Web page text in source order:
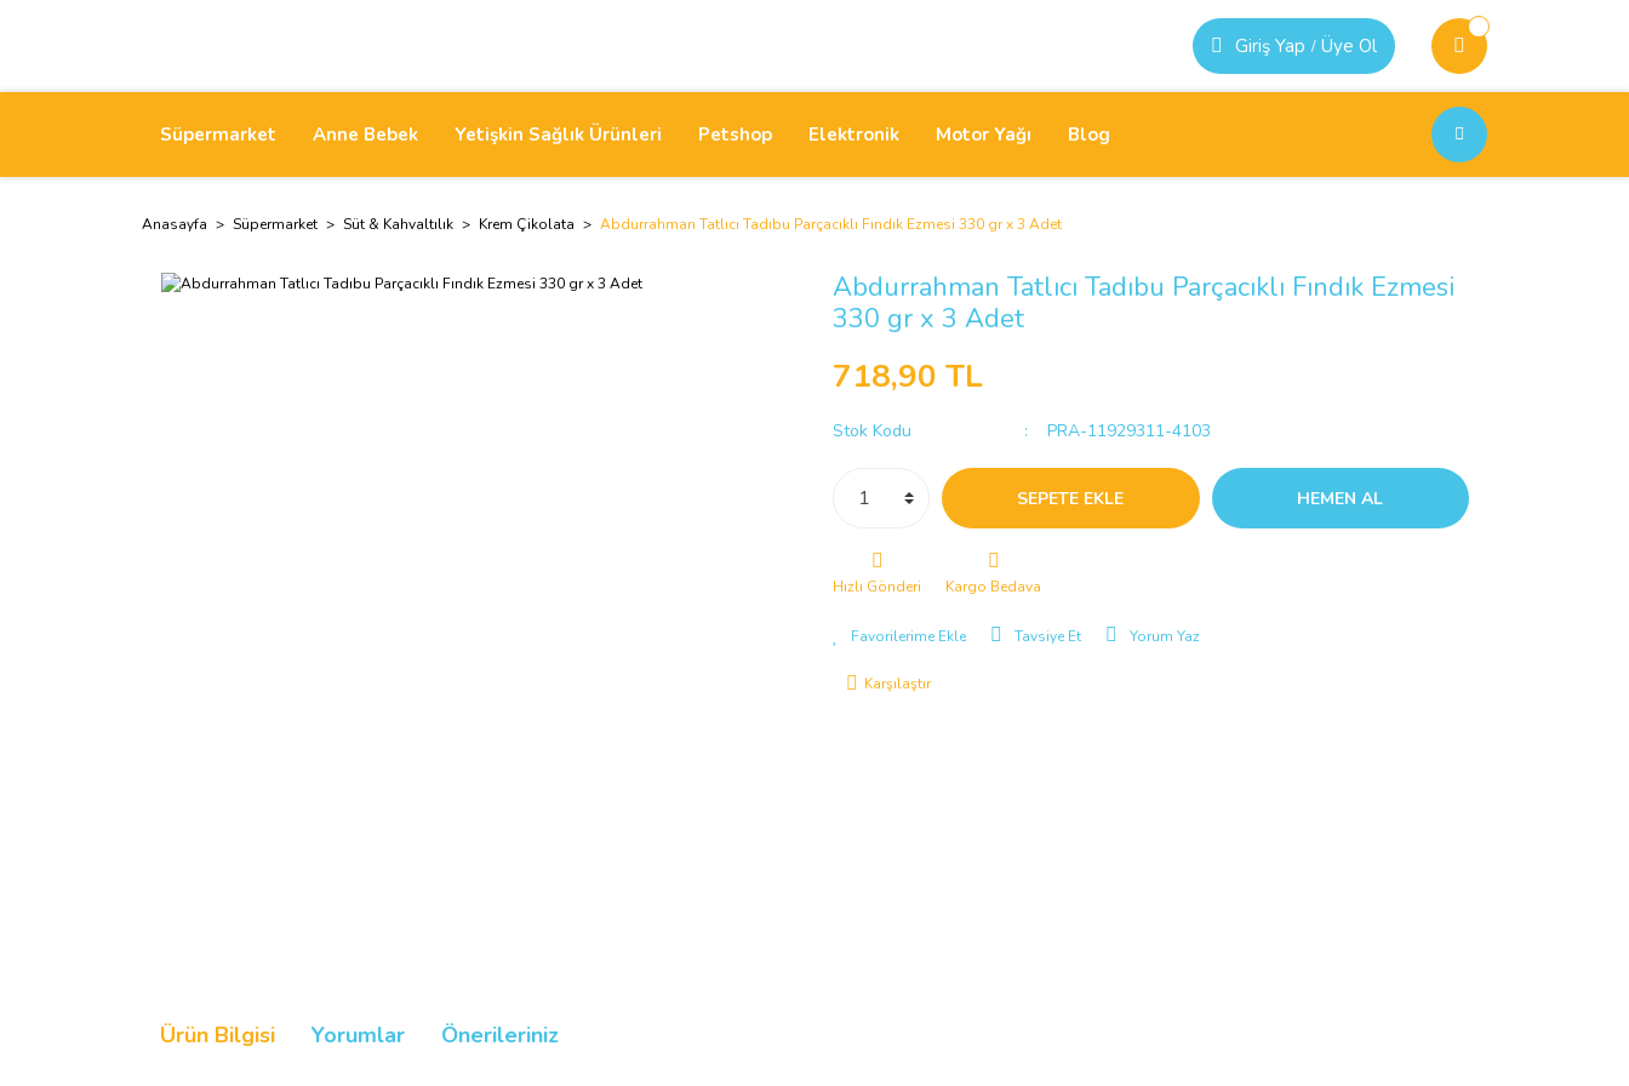
Giriş Yap / Üye Ol
Süpermarket Anne Bebek Yetişkin Sağlık Ürünleri Petshop Elektronik Motor Yağı Blog
Anasayfa Süpermarket Süt & Kahvaltılık Krem Çikolata Abdurrahman Tatlıcı Tadıbu Parçacıklı Fındık Ezmesi 330 gr x 3 Adet
Abdurrahman Tatlıcı Tadıbu Parçacıklı Fındık Ezmesi
330 gr x 3 Adet
718,90 TL
Stok Kodu PRA-11929311-4103
SEPETE EKLE HEMEN AL
Hızlı Gönderi Kargo Bedava
Tavsiye Et Yorum Yaz
Karşılaştır
Ürün Bilgisi Yorumlar Önerileriniz